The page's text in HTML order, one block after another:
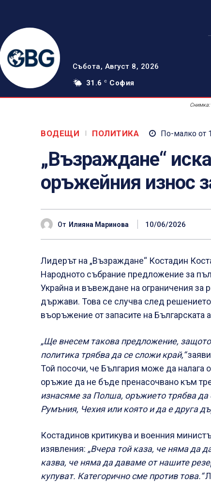
Събота, Август 8, 2026
31.6
C София
Снимка:
ВОДЕЩИ ПОЛИТИКА По-малко от 1
„Възраждане“
оръжейния износ
От Илияна Маринова 10/06/2026
Лидерът на „Възраждане“ Костадин
Народното събрание предложение за
Украйна и въвеждане на ограничения за
държави. Това се случва след
въоръжение от запасите на Българската
„Ще внесем такова предложение,
политика трябва да се сложи край,“
Той посочи, че България може да налага
оръжие да не бъде пренасочвано към
изнасяме за Полша, оръжието трябва
Румъния, Чехия или която и да е друга
Костадинов критикува и военния
изявления: „Вчера той каза, че няма да
казва, че няма да даваме от нашите
купуват. Категорично сме против това.“